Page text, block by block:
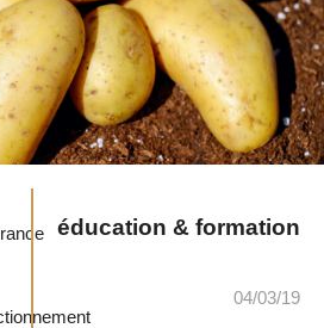
04/03/19
éducation & formation
Nord, France